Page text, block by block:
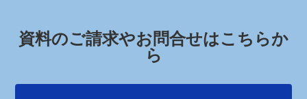
資料のご請求やお問合せはこちらか
ら